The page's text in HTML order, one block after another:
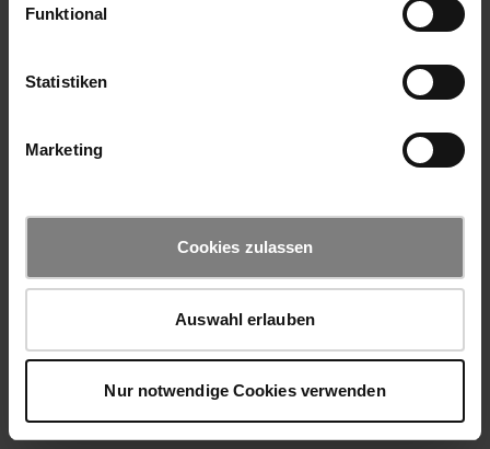
Funktional
Statistiken
Marketing
Cookies zulassen
Auswahl erlauben
Nur notwendige Cookies verwenden